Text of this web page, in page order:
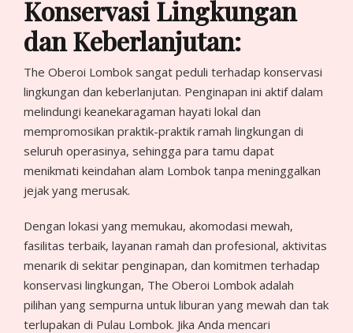
Konservasi Lingkungan
dan Keberlanjutan:
The Oberoi Lombok sangat peduli terhadap konservasi
lingkungan dan keberlanjutan. Penginapan ini aktif dalam
melindungi keanekaragaman hayati lokal dan
mempromosikan praktik-praktik ramah lingkungan di
seluruh operasinya, sehingga para tamu dapat
menikmati keindahan alam Lombok tanpa meninggalkan
jejak yang merusak.
Dengan lokasi yang memukau, akomodasi mewah,
fasilitas terbaik, layanan ramah dan profesional, aktivitas
menarik di sekitar penginapan, dan komitmen terhadap
konservasi lingkungan, The Oberoi Lombok adalah
pilihan yang sempurna untuk liburan yang mewah dan tak
terlupakan di Pulau Lombok. Jika Anda mencari